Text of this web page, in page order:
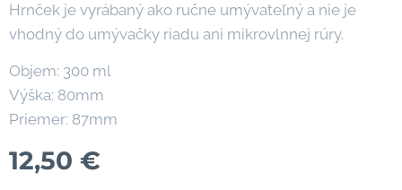
Hrnček je vyrábaný ako ručne umývateľný a nie je
vhodný do umývačky riadu ani mikrovlnnej rúry.
Objem: 300 ml
Výška: 80mm
Priemer: 87mm
12,50 €